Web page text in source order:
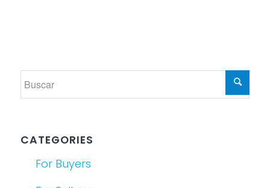
CATEGORIES
For Buyers